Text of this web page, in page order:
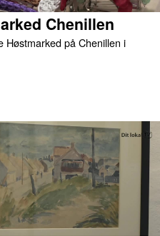
Chenillen
Høstmarked på Chenillen i